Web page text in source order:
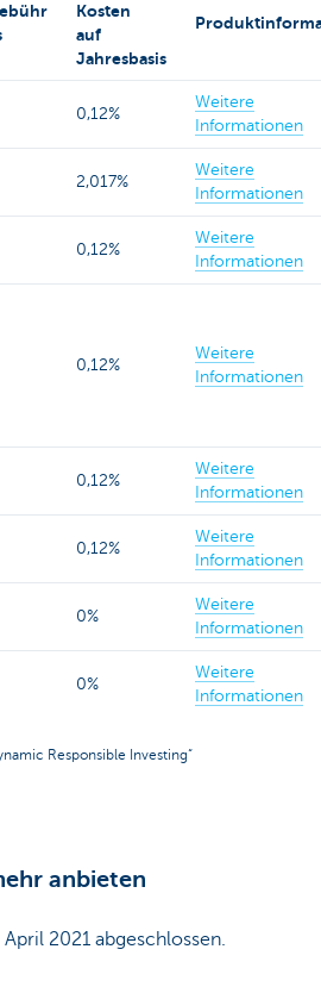
Kosten
auf
Jahresbasis
0,12%
Weitere
Informationen
2,017%
Weitere
Informationen
0,12%
Weitere
Informationen
0,12%
Weitere
Informationen
0,12%
Weitere
Informationen
0,12%
Weitere
Informationen
0%
Weitere
Informationen
0%
Weitere
Informationen
Responsible Investing“
anbieten
2021 abgeschlossen.